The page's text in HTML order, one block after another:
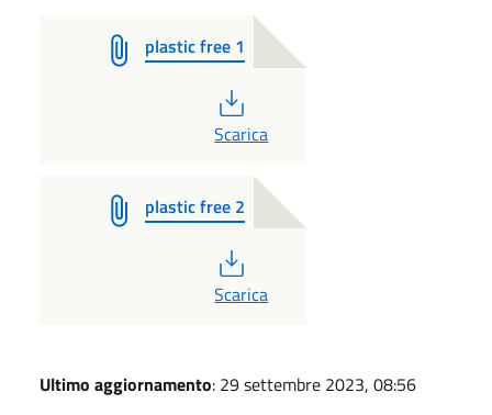
plastic free 1
PDF
Scarica
plastic free 2
PDF
Scarica
Ultimo aggiornamento: 29 settembre 2023, 08:56